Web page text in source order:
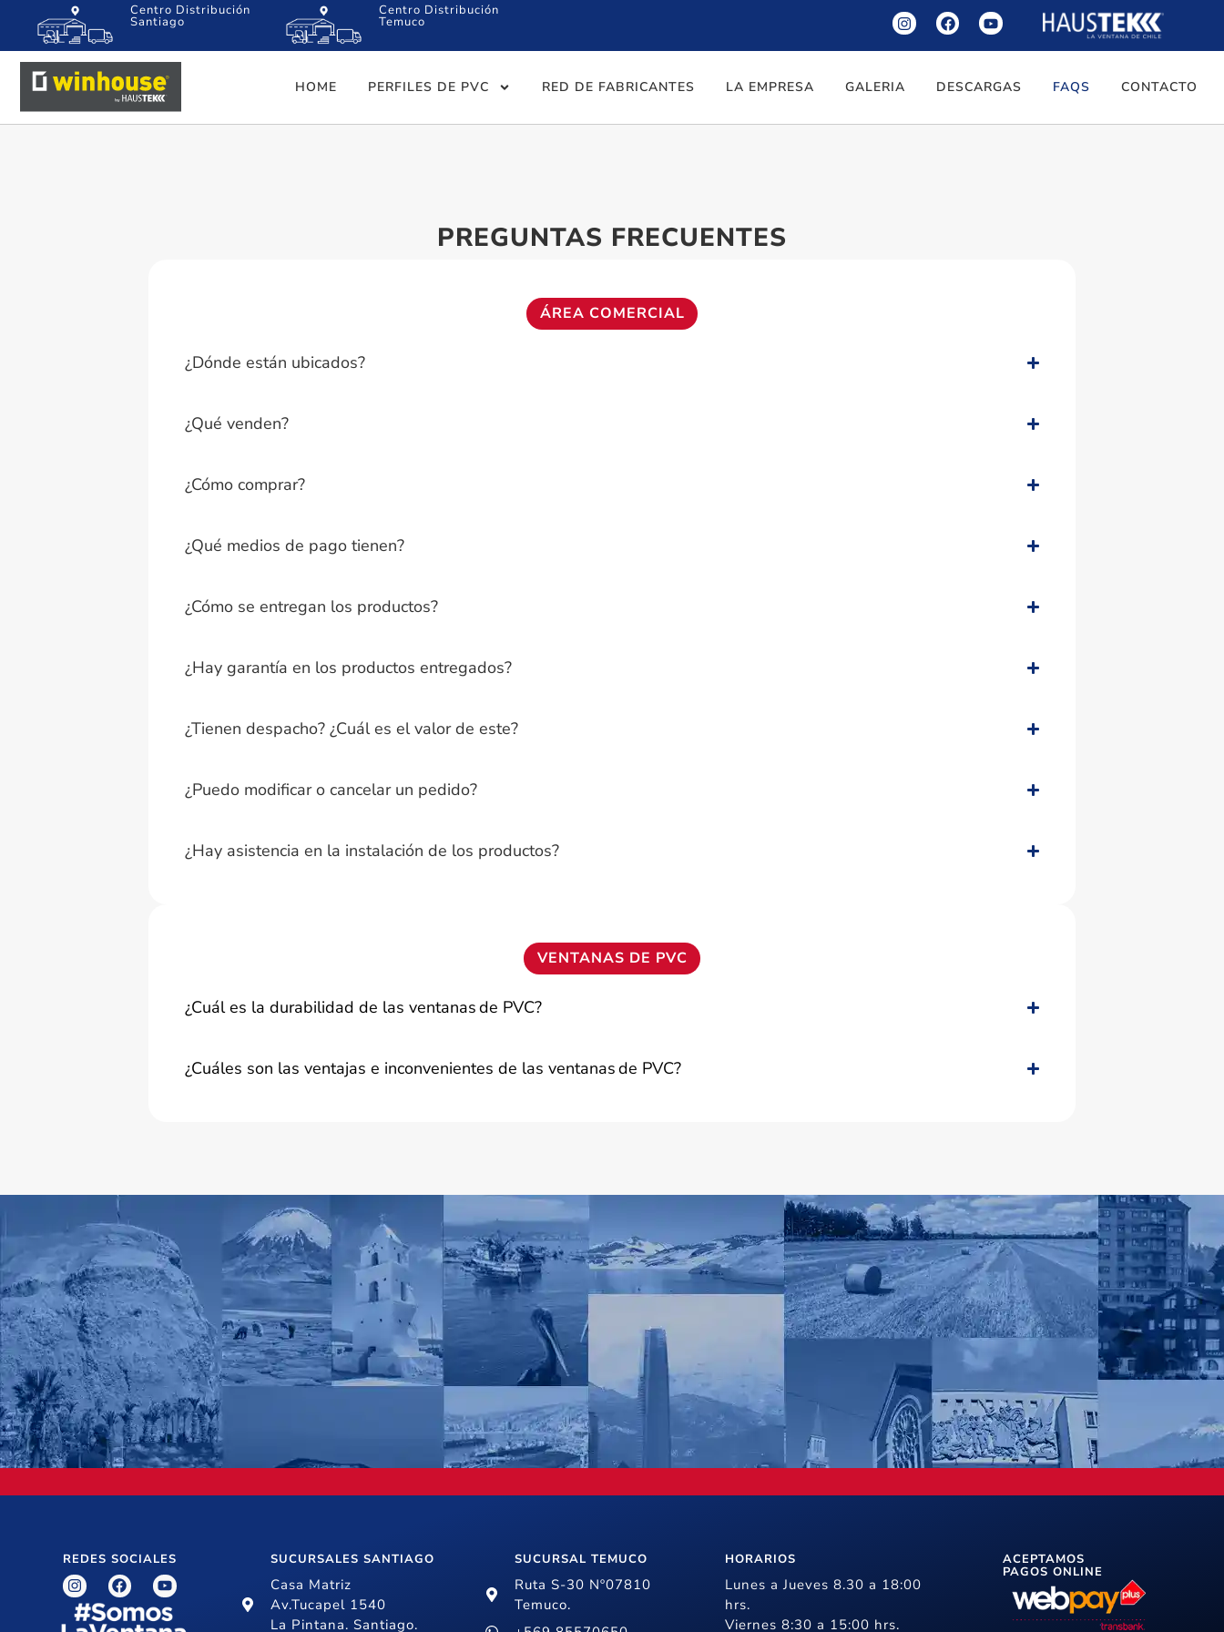
Centro Distribución
Santiago
Centro Distribución
Temuco
HOME PERFILES DE PVC RED DE FABRICANTES LA EMPRESA GALERIA DESCARGAS FAQS CONTACTO
PREGUNTAS FRECUENTES
ÁREA COMERCIAL
¿Dónde están ubicados?
¿Qué venden?
¿Cómo comprar?
¿Qué medios de pago tienen?
¿Cómo se entregan los productos?
¿Hay garantía en los productos entregados?
¿Tienen despacho? ¿Cuál es el valor de este?
¿Puedo modificar o cancelar un pedido?
¿Hay asistencia en la instalación de los productos?
VENTANAS DE PVC
¿Cuál es la durabilidad de las ventanas de PVC?
¿Cuáles son las ventajas e inconvenientes de las ventanas de PVC?
REDES SOCIALES SUCURSALES SANTIAGO
Casa Matriz
Av.Tucapel 1540
La Pintana. Santiago.
SUCURSAL TEMUCO
Ruta S-30 Nº07810
Temuco.
HORARIOS
Lunes a Jueves 8.30 a 18:00
hrs.
Viernes 8:30 a 15:00 hrs.
ACEPTAMOS
PAGOS ONLINE